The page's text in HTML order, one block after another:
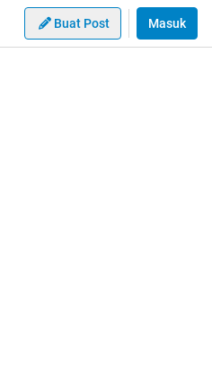
Buat Post Masuk